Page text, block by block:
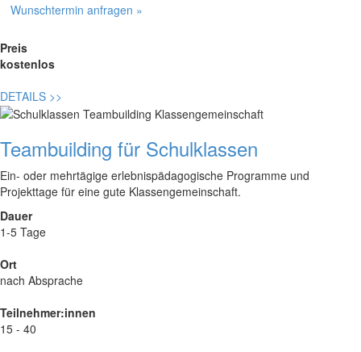
Wunschtermin anfragen »
Preis
kostenlos
DETAILS >>
Teambuilding für Schulklassen
Ein- oder mehrtägige erlebnispädagogische Programme und
Projekttage für eine gute Klassengemeinschaft.
Dauer
1-5 Tage
Ort
nach Absprache
Teilnehmer:innen
15 - 40